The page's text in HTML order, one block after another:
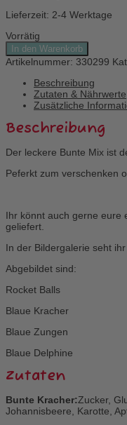
Lieferzeit: 2-4 Werktage
Vorrätig
Candy
Tüte
blauer
Menge
In den Warenkorb
Artikelnummer: 330299
Beschreibung
Zutaten & Nährwerte
Zusätzliche
Beschreibung
Der leckere Bunte Mix ist
Peferkt zum verschenken
Ihr könnt auch gerne eure
geliefert.
In der Bildergalerie seht
Abgebildet sind:
Rocket Balls
Blaue Kracher
Blaue Zungen
Blaue Delphine
Zutaten
Bunte Kracher:Zucker,
Johannisbeere, Karotte,